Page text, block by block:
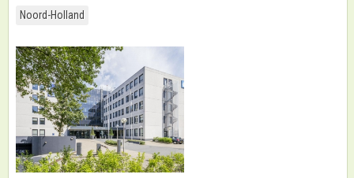
Noord-Holland